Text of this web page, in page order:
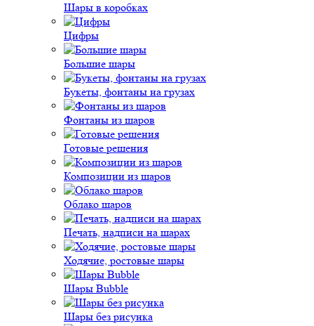
Шары в коробках
Цифры
Большие шары
Букеты, фонтаны на грузах
Фонтаны из шаров
Готовые решения
Композиции из шаров
Облако шаров
Печать, надписи на шарах
Ходячие, ростовые шары
Шары Bubble
Шары без рисунка